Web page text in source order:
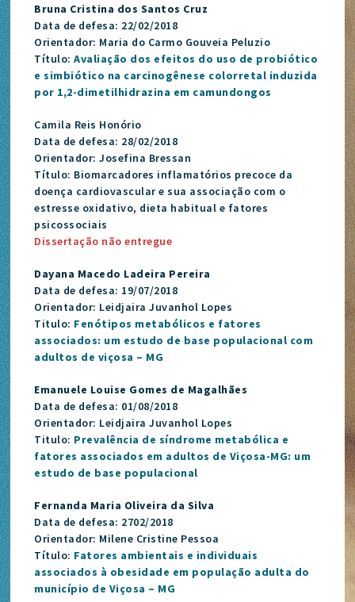
Bruna Cristina dos Santos Cruz
Data de defesa: 22/02/2018
Orientador: Maria do Carmo Gouveia Peluzio
Título:Avaliação dos efeitos do uso de probiótico
e simbiótico na carcinogênese colorretal induzida
por 1,2-dimetilhidrazina em camundongos
Camila Reis Honório
Data de defesa: 28/02/2018
Orientador: Josefina Bressan
Título: Biomarcadores inflamatórios precoce da
doença cardiovascular e sua associação com o
estresse oxidativo, dieta habitual e fatores
psicossociais
Dissertação não entregue
Dayana Macedo Ladeira Pereira
Data de defesa: 19/07/2018
Orientador: Leidjaira Juvanhol Lopes
Titulo: Fenótipos metabólicos e fatores
associados: um estudo de base populacional com
adultos de viçosa – MG
Emanuele Louise Gomes de Magalhães
Data de defesa: 01/08/2018
Orientador: Leidjaira Juvanhol Lopes
Titulo: Prevalência de síndrome metabólica e
fatores associados em adultos de Viçosa-MG: um
estudo de base populacional
Fernanda Maria Oliveira da Silva
Data de defesa: 2702/2018
Orientador: Milene Cristine Pessoa
Título: Fatores ambientais e individuais
associados à obesidade em população adulta do
município de Viçosa – MG